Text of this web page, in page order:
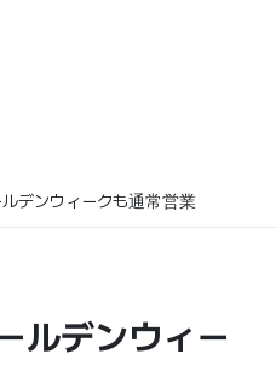
デンウィークも通常営業
ルデンウィー